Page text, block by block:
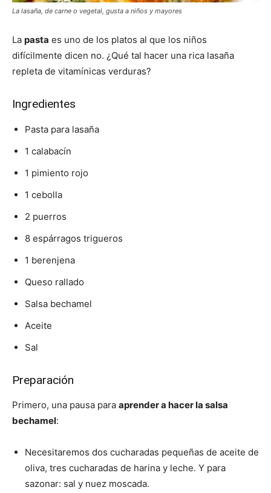
La lasaña, de carne o vegetal, gusta a niños y mayores
La pasta es uno de los platos al que los niños
difícilmente dicen no. ¿Qué tal hacer una rica lasaña
repleta de vitamínicas verduras?
Ingredientes
Pasta para lasaña
1 calabacín
1 pimiento rojo
1 cebolla
2 puerros
8 espárragos trigueros
1 berenjena
Queso rallado
Salsa bechamel
Aceite
Sal
Preparación
Primero, una pausa para aprender a hacer la salsa
bechamel:
Necesitaremos dos cucharadas pequeñas de aceite de
oliva, tres cucharadas de harina y leche. Y para
sazonar: sal y nuez moscada.